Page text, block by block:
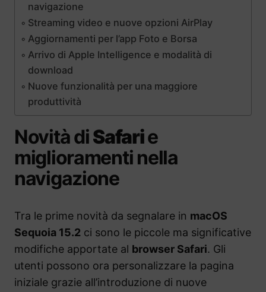
navigazione
Streaming video e nuove opzioni AirPlay
Aggiornamenti per l’app Foto e Borsa
Arrivo di Apple Intelligence e modalità di
download
Nuove funzionalità per una maggiore
produttività
Novità diSafarie
miglioramenti nella
navigazione
Tra le prime novità da segnalare in macOS
Sequoia 15.2 ci sono le piccole ma significative
modifiche apportate al browser Safari. Gli
utenti possono ora personalizzare la pagina
iniziale grazie all’introduzione di nuove